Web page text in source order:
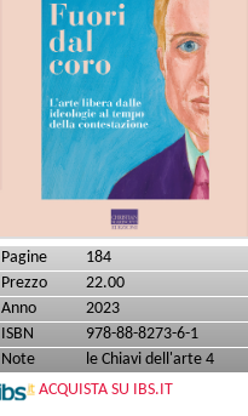
Pagine
184
Prezzo
22.00
Anno
2023
ISBN
978-88-8273-6-1
Note
le Chiavi dell'arte 4
ACQUISTA SU IBS.IT